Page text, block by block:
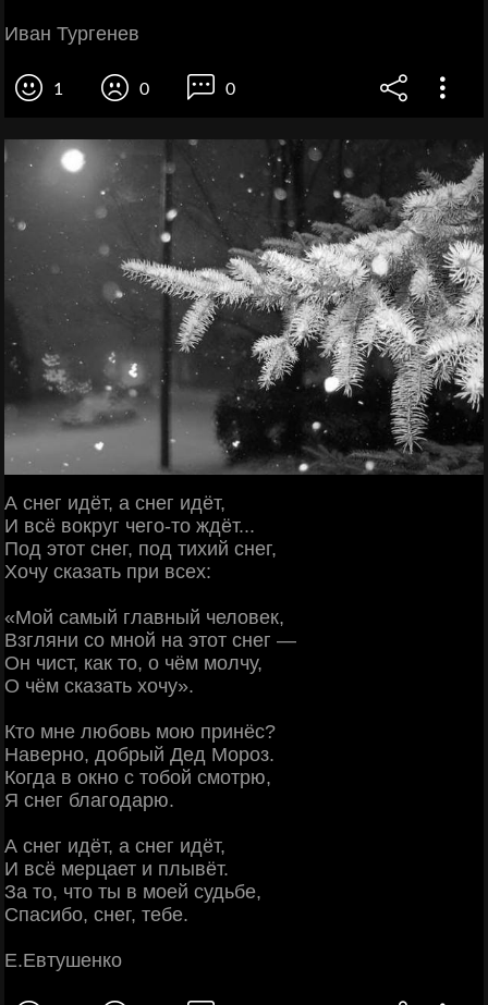
Иван Тургенев
1 0 0
А снег идёт, а снег идёт,
И всё вокруг чего-то ждёт...
Под этот снег, под тихий снег,
Хочу сказать при всех:
«Мой самый главный человек,
Взгляни со мной на этот снег —
Он чист, как то, о чём молчу,
О чём сказать хочу».
Кто мне любовь мою принёс?
Наверно, добрый Дед Мороз.
Когда в окно с тобой смотрю,
Я снег благодарю.
А снег идёт, а снег идёт,
И всё мерцает и плывёт.
За то, что ты в моей судьбе,
Спасибо, снег, тебе.
Е.Евтушенко